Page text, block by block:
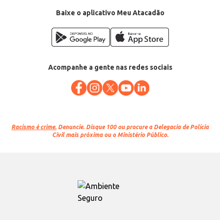
Baixe o aplicativo Meu Atacadão
Acompanhe a gente nas redes sociais
Racismo é crime. Denuncie. Disque 100 ou procure a Delegacia de Polícia
Civil mais próxima ou o Ministério Público.